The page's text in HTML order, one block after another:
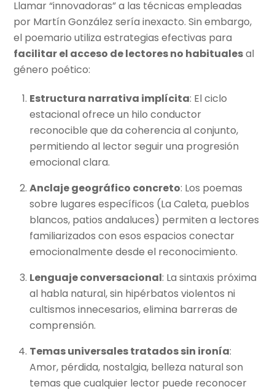
Llamar “innovadoras” a las técnicas empleadas
por Martín González sería inexacto. Sin embargo,
el poemario utiliza estrategias efectivas para
facilitar el acceso de lectores no habitualesal
género poético:
Estructura narrativa implícita: El ciclo
estacional ofrece un hilo conductor
reconocible que da coherencia al conjunto,
permitiendo al lector seguir una progresión
emocional clara.
Anclaje geográfico concreto: Los poemas
sobre lugares específicos (La Caleta, pueblos
blancos, patios andaluces) permiten a lectores
familiarizados con esos espacios conectar
emocionalmente desde el reconocimiento.
Lenguaje conversacional: La sintaxis próxima
al habla natural, sin hipérbatos violentos ni
cultismos innecesarios, elimina barreras de
comprensión.
Temas universales tratados sin ironía:
Amor, pérdida, nostalgia, belleza natural son
temas que cualquier lector puede reconocer